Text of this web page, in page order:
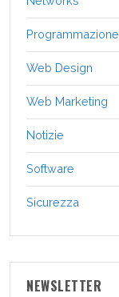
Programmazione
Web Design
Web Marketing
Notizie
Software
Sicurezza
NEWSLETTER